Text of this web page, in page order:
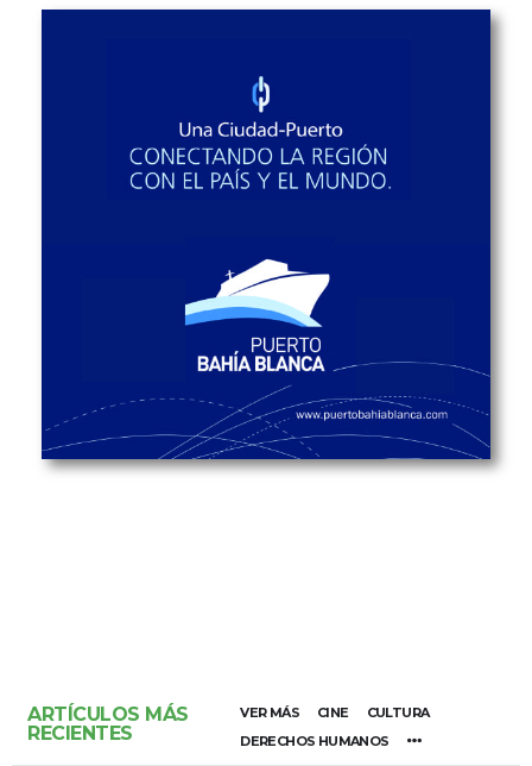
ARTÍCULOS MÁS
RECIENTES
VER MÁS CINE
CULTURA
DERECHOS HUMANOS